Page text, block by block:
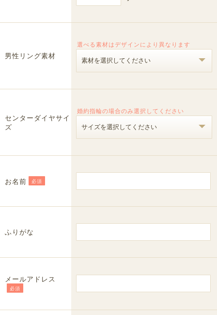
男性リング素材
選べる素材はデザインにより異なります
センターダイヤサイ
ズ
婚約指輪の場合のみ選択してください
お名前 必須
ふりがな
メールアドレス
必須